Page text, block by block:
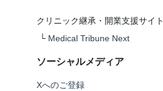
クリニック継承・開業支援サイト
└ Medical Tribune Next
ソーシャルメディア
Xへのご登録